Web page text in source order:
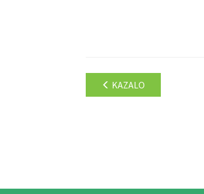
KAZALO